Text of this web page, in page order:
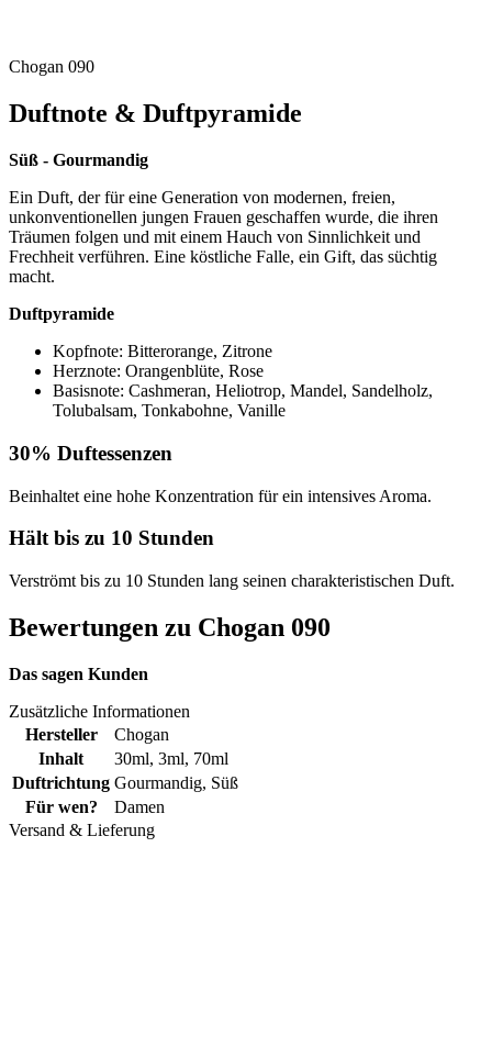
Chogan 090
Duftnote & Duftpyramide
Süß - Gourmandig
Ein Duft, der für eine Generation von modernen, freien,
unkonventionellen jungen Frauen geschaffen wurde, die ihren
Träumen folgen und mit einem Hauch von Sinnlichkeit und
Frechheit verführen. Eine köstliche Falle, ein Gift, das süchtig
macht.
Duftpyramide
Kopfnote: Bitterorange, Zitrone
Herznote: Orangenblüte, Rose
Basisnote: Cashmeran, Heliotrop, Mandel, Sandelholz,
Tolubalsam, Tonkabohne, Vanille
30% Duftessenzen
Beinhaltet eine hohe Konzentration für ein intensives Aroma.
Hält bis zu 10 Stunden
Verströmt bis zu 10 Stunden lang seinen charakteristischen Duft.
Bewertungen zu Chogan 090
Das sagen Kunden
Zusätzliche Informationen
Hersteller
Chogan
Inhalt
30ml, 3ml, 70ml
Duftrichtung Gourmandig, Süß
Für wen?
Damen
Versand & Lieferung